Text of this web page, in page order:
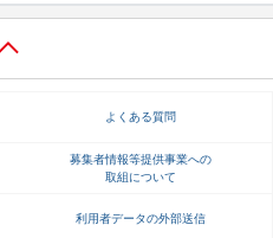
よくある質問
募集者情報等提供事業への
取組について
利用者データの外部送信